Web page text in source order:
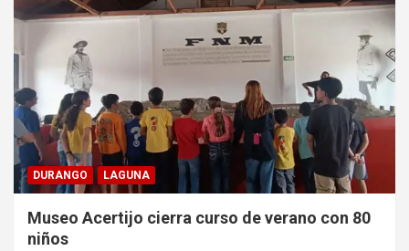
DURANGO LAGUNA
Museo Acertijo cierra curso de verano con 80
niños